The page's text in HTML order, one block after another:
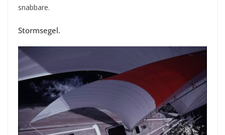
snabbare.
Stormsegel.